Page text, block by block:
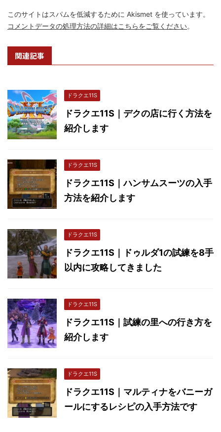
このサイトはスパムを低減するために Akismet を使っています。
コメントデータの処理方法の詳細はこちらをご覧ください。
関連記事
ドラクエ11S
ドラクエ11S｜デクの店に行く方法を
紹介します
ドラクエ11S
ドラクエ11S｜ハンサムスーツの入手
方法を紹介します
ドラクエ11S
ドラクエ11S｜ドゥルダ1の試練を8手
以内に攻略してきました
ドラクエ11S
ドラクエ11S｜試練の里への行き方を
紹介します
ドラクエ11S
ドラクエ11S｜マルティナをバニーガ
ールにするレシピの入手方法です